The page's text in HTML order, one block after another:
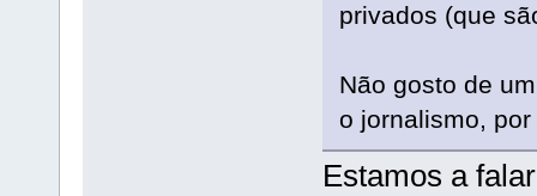
privados (que
Não gosto de
o jornalismo,
Estamos a